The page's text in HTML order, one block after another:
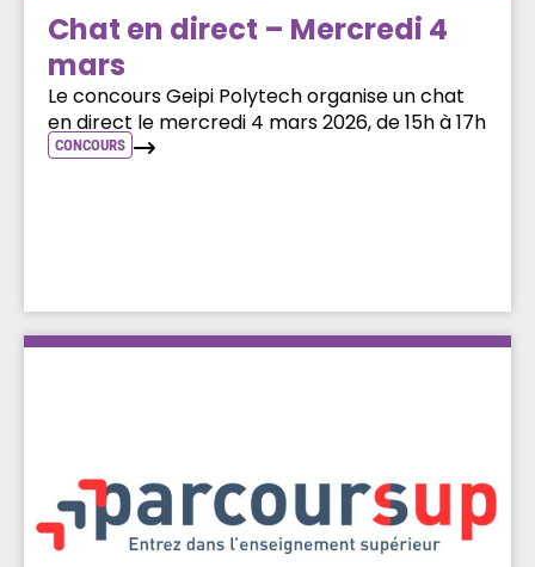
Chat en direct – Mercredi 4
mars
Le concours Geipi Polytech organise un chat
en direct le mercredi 4 mars 2026, de 15h à 17h
CONCOURS